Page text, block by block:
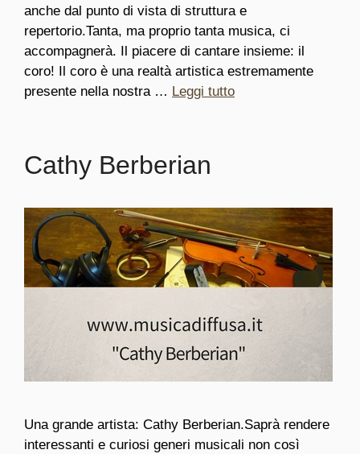
anche dal punto di vista di struttura e
repertorio.Tanta, ma proprio tanta musica, ci
accompagnerà. Il piacere di cantare insieme: il
coro! Il coro è una realtà artistica estremamente
presente nella nostra … Leggi tutto
Cathy Berberian
Una grande artista: Cathy Berberian.Saprà rendere
interessanti e curiosi generi musicali non così